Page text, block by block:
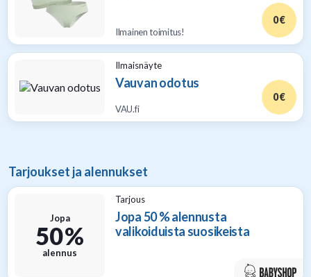
Ilmainen toimitus!
0 €
Ilmaisnäyte
Vauvan odotus
VAU.fi
0 €
Tarjoukset ja alennukset
Jopa
50 %
alennus
Tarjous
Jopa 50 % alennusta
valikoiduista suosikeista